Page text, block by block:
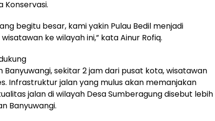
Konservasi.
begitu besar, kami yakin Pulau Bedil menjadi
ke wilayah ini,” kata Ainur Rofiq.
Banyuwangi, sekitar 2 jam dari pusat kota, wisatawan
Infrastruktur jalan yang mulus akan memanjakan
jalan di wilayah Desa Sumberagung disebut lebih
Banyuwangi.